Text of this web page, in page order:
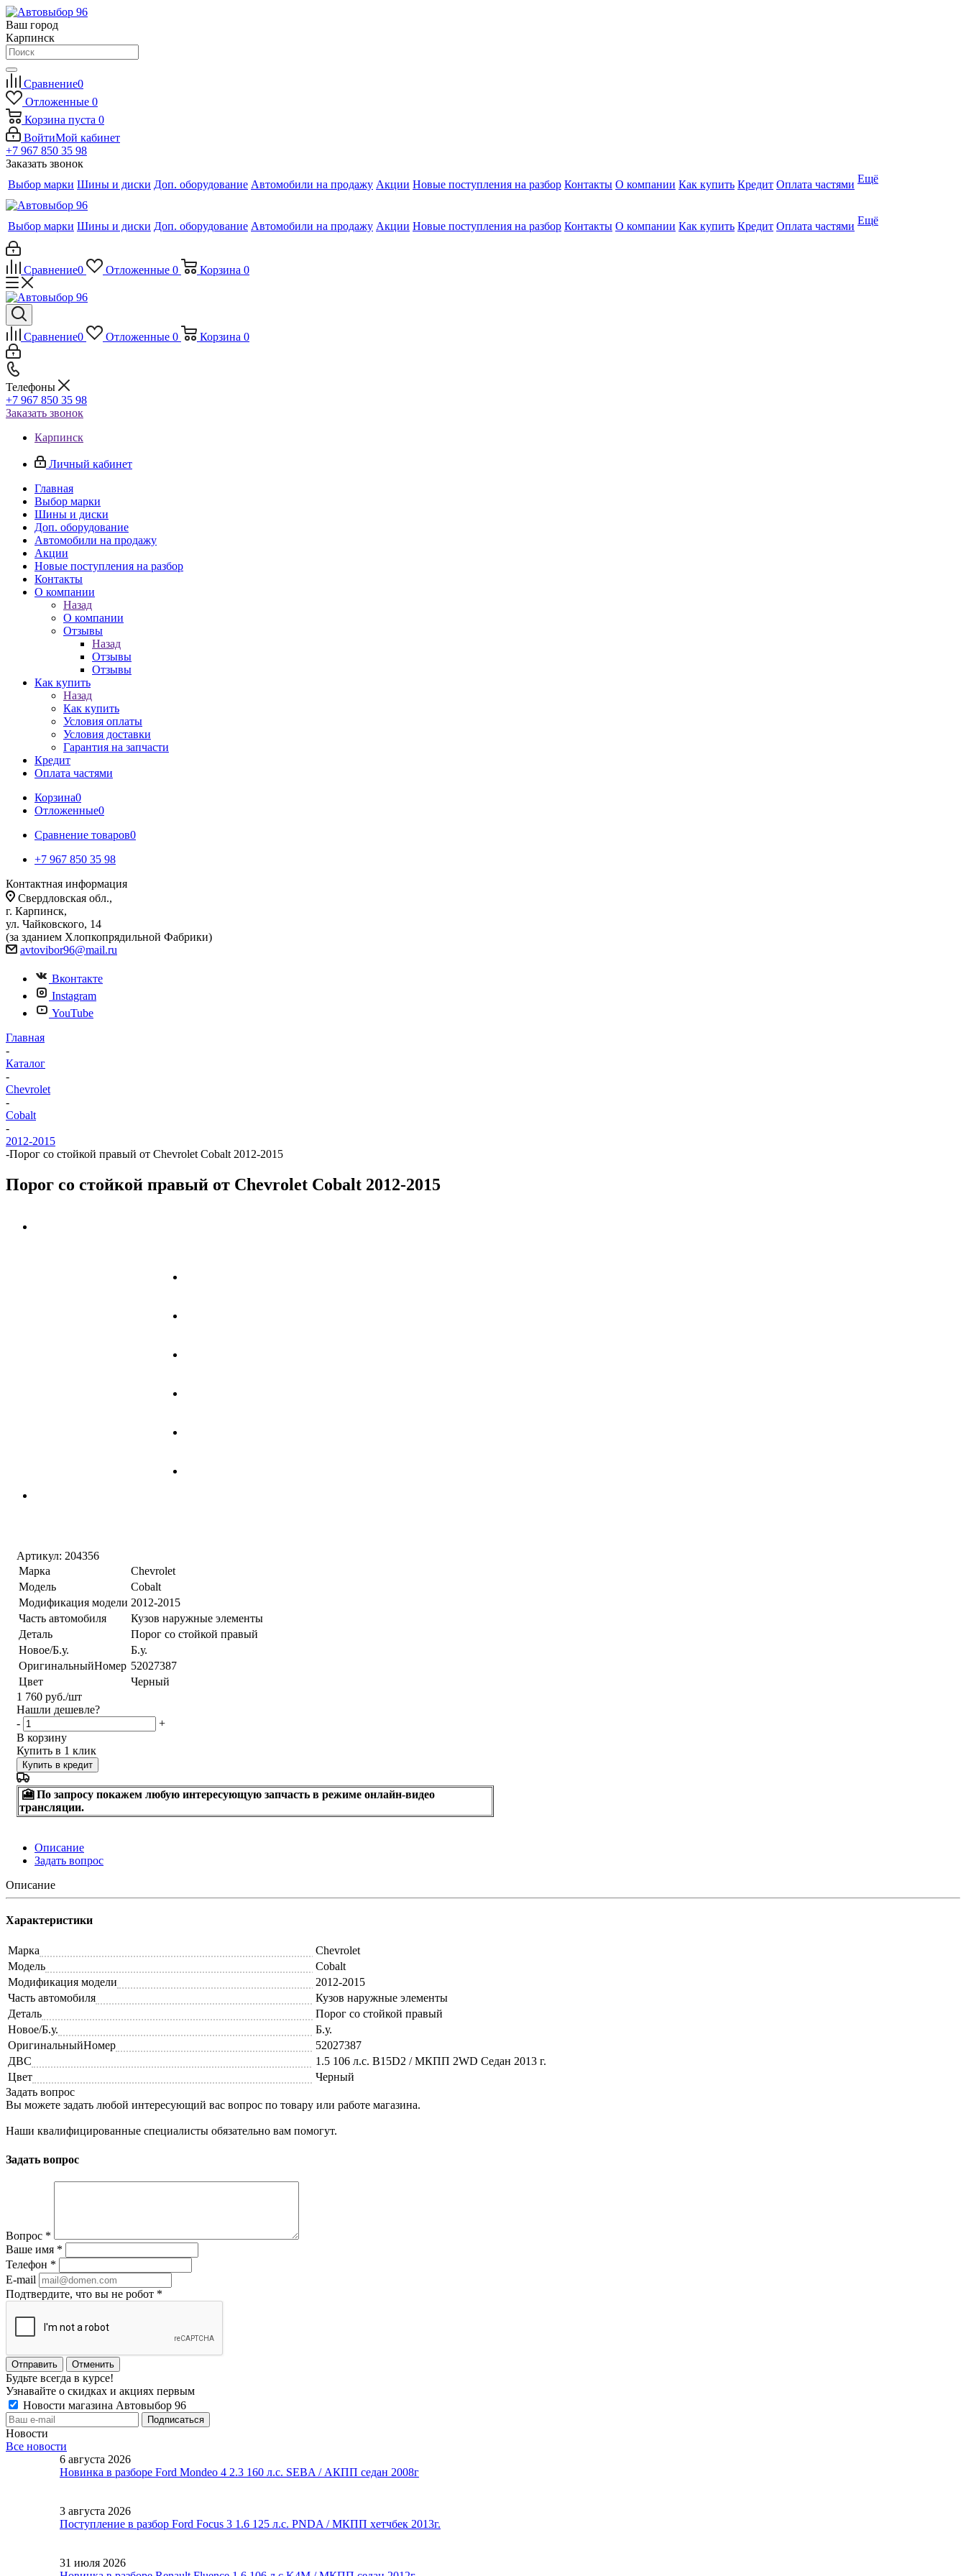
Ваш город
Карпинск
Сравнение0
Отложенные 0
Корзина пуста 0
ВойтиМой кабинет
+7 967 850 35 98
Заказать звонок
Выбор марки Шины и диски Доп. оборудование Автомобили на продажу Акции Новые поступления на разбор Контакты О компании Как купить Кредит Оплата частями Ещё
Выбор марки Шины и диски Доп. оборудование Автомобили на продажу Акции Новые поступления на разбор Контакты О компании Как купить Кредит Оплата частями Ещё
Сравнение0 Отложенные 0 Корзина 0
Сравнение0 Отложенные 0 Корзина 0
Телефоны
+7 967 850 35 98
Заказать звонок
Карпинск
Личный кабинет
Главная
Выбор марки
Шины и диски
Доп. оборудование
Автомобили на продажу
Акции
Новые поступления на разбор
Контакты
О компании
Назад
О компании
Отзывы
Назад
Отзывы
Отзывы
Как купить
Назад
Как купить
Условия оплаты
Условия доставки
Гарантия на запчасти
Кредит
Оплата частями
Корзина0
Отложенные0
Сравнение товаров0
+7 967 850 35 98
Контактная информация
Свердловская обл.,
г. Карпинск,
ул. Чайковского, 14
(за зданием Хлопкопрядильной Фабрики)
avtovibor96@mail.ru
Вконтакте
Instagram
YouTube
Главная
-
Каталог
-
Chevrolet
-
Cobalt
-
2012-2015
-Порог со стойкой правый от Chevrolet Cobalt 2012-2015
Порог со стойкой правый от Chevrolet Cobalt 2012-2015
Артикул: 204356
Марка
Chevrolet
Модель
Cobalt
Модификация модели 2012-2015
Часть автомобиля
Кузов наружные элементы
Деталь
Порог со стойкой правый
Новое/Б.у.
Б.у.
ОригинальныйНомер 52027387
Цвет
Черный
1 760 руб./шт
Нашли дешевле?
-
+
В корзину
Купить в 1 клик
Купить в кредит
🎦 По запросу покажем любую интересующую запчасть в режиме онлайн-видео
трансляции.
Описание
Задать вопрос
Описание
Характеристики
Марка
Chevrolet
Модель
Cobalt
Модификация модели
2012-2015
Часть автомобиля
Кузов наружные элементы
Деталь
Порог со стойкой правый
Новое/Б.у.
Б.у.
ОригинальныйНомер
52027387
ДВС
1.5 106 л.с. B15D2 / МКПП 2WD Седан 2013 г.
Цвет
Черный
Задать вопрос
Вы можете задать любой интересующий вас вопрос по товару или работе магазина.
Наши квалифицированные специалисты обязательно вам помогут.
Задать вопрос
Вопрос *
Ваше имя *
Телефон *
E-mail
Подтвердите, что вы не робот *
Отменить
Будьте всегда в курсе!
Узнавайте о скидках и акциях первым
Новости магазина Автовыбор 96
Новости
Все новости
6 августа 2026
Новинка в разборе Ford Mondeo 4 2.3 160 л.с. SEBA / АКПП седан 2008г
3 августа 2026
Поступление в разбор Ford Focus 3 1.6 125 л.с. PNDA / МКПП хетчбек 2013г.
31 июля 2026